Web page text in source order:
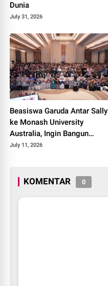
Dunia
July 31, 2026
Beasiswa Garuda Antar Sally
ke Monash University
Australia, Ingin Bangun
Laboratorium Riset di Tanah
July 11, 2026
KOMENTAR 0